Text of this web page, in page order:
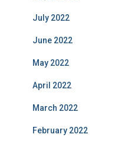
July 2022
June 2022
May 2022
April 2022
March 2022
February 2022